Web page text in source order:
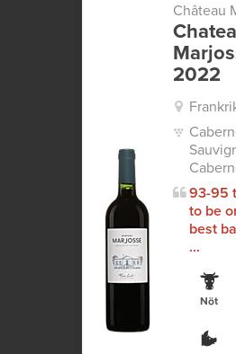
Château
2022
93-95
to be
best
...
Nöt